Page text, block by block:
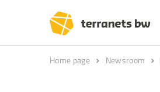
Home page Newsroom